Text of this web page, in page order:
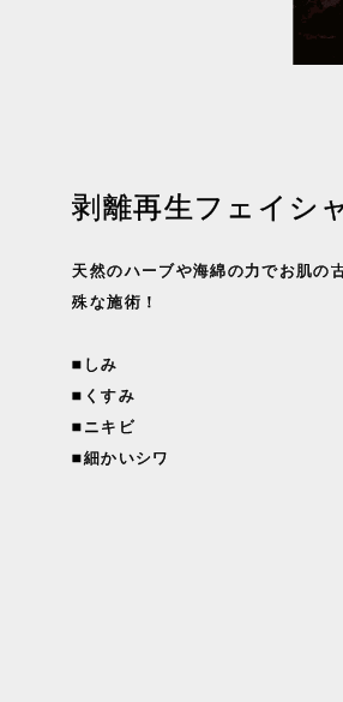
剥離再生フェイシ
天然のハーブや海綿の力でお肌の
殊な施術！
■しみ
■くすみ
■ニキビ
■細かいシワ